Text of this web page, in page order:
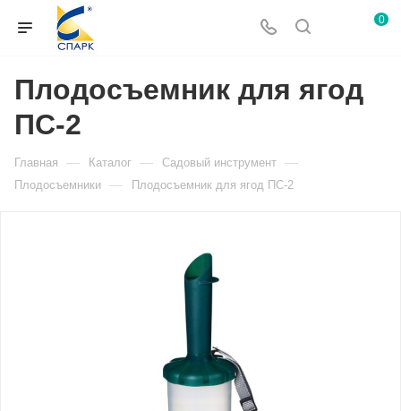
0
Плодосъемник для ягод
ПС-2
Главная — Каталог — Садовый инструмент —
Плодосъемники — Плодосъемник для ягод ПС-2